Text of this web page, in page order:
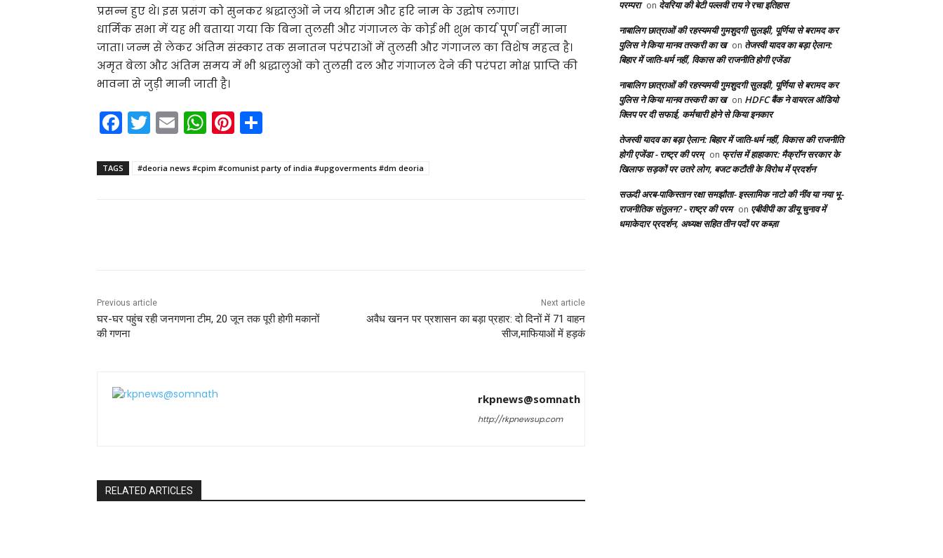
प्रसन्न हुए थे। इस प्रसंग को सुनकर श्रद्धालुओं ने जय श्रीराम और हरि नाम के उद्घोष लगाए।
धार्मिक सभा में यह भी बताया गया कि बिना तुलसी और गंगाजल के कोई भी शुभ कार्य पूर्ण नहीं माना
जाता। जन्म से लेकर अंतिम संस्कार तक सनातन परंपराओं में तुलसी और गंगाजल का विशेष महत्व है।
अमृत बेला और अंतिम समय में भी श्रद्धालुओं को तुलसी दल और गंगाजल देने की परंपरा मोक्ष प्राप्ति की
भावना से जुड़ी मानी जाती है।
F
a
c
T
w
itt
E
m
ai
W
h
a
Pi
nt
er ar
TAGS #deoria news #cpim #comunist party of india #upgoverments #dm deoria
Previous article
घर-घर पहुंच रही जनगणना टीम, 20 जून तक पूरी होगी मकानों
की गणना
Next article
अवैध खनन पर प्रशासन का बड़ा प्रहार: दो दिनों में 71 वाहन
सीज,माफियाओं में हड़कं
rkpnews@somnath
http://rkpnewsup.com
RELATED ARTICLES
परम्परा on देवरिया की बेटी पल्लवी राय ने रचा इतिहास
नाबालिग छात्राओं की रहस्यमयी गुमशुदगी सुलझी, पूर्णिया से बरामद कर
पुलिस ने किया मानव तस्करी का ख on तेजस्वी यादव का बड़ा ऐलान:
बिहार में जाति-धर्म नहीं, विकास की राजनीति होगी एजेंडा
नाबालिग छात्राओं की रहस्यमयी गुमशुदगी सुलझी, पूर्णिया से बरामद कर
पुलिस ने किया मानव तस्करी का ख on HDFC बैंक ने वायरल ऑडियो
क्लिप पर दी सफाई, कर्मचारी होने से किया इनकार
तेजस्वी यादव का बड़ा ऐलान: बिहार में जाति-धर्म नहीं, विकास की राजनीति
होगी एजेंडा - राष्ट्र की परम् on फ्रांस में हाहाकार: मैक्रॉन सरकार के
खिलाफ सड़कों पर उतरे लोग, बजट कटौती के विरोध में प्रदर्शन
सऊदी अरब-पाकिस्तान रक्षा समझौता- इस्लामिक नाटो की नींव या नया भू-
राजनीतिक संतुलन? - राष्ट्र की परम on एबीवीपी का डीयू चुनाव में
धमाकेदार प्रदर्शन, अध्यक्ष सहित तीन पदों पर कब्ज़ा